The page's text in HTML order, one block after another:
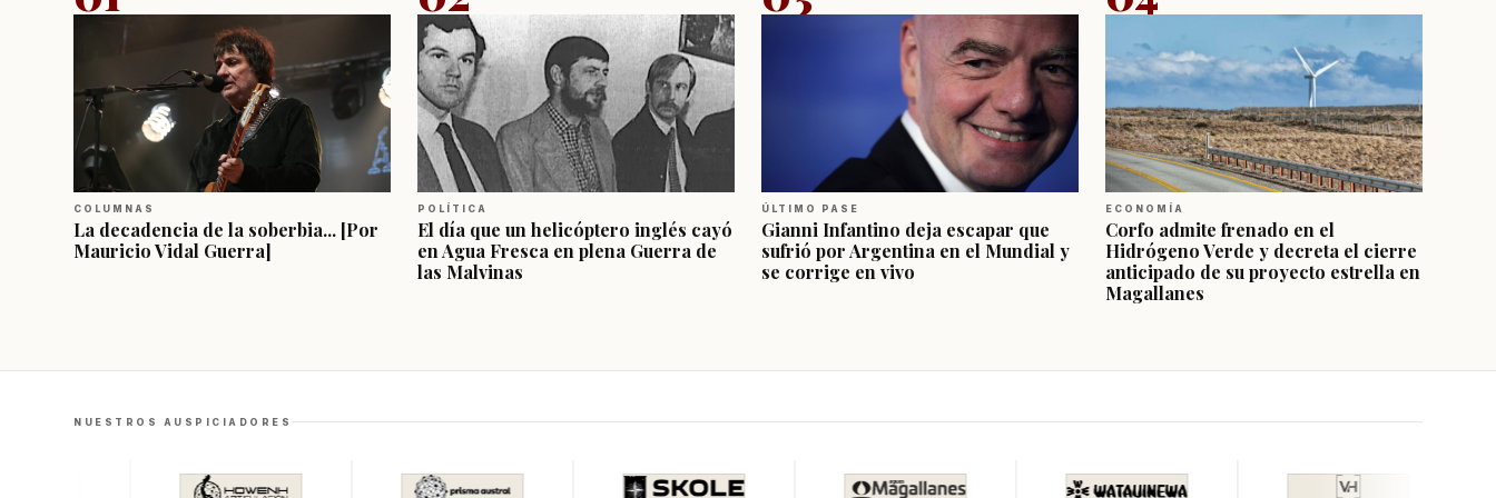
COLUMNAS
La decadencia de la soberbia... [Por
Mauricio Vidal Guerra]
POLÍTICA
El día que un helicóptero inglés cayó
en Agua Fresca en plena Guerra de
las Malvinas
ÚLTIMO PASE
Gianni Infantino deja escapar que
sufrió por Argentina en el Mundial y
se corrige en vivo
ECONOMÍA
Corfo admite frenado en el
Hidrógeno Verde y decreta el cierre
anticipado de su proyecto estrella en
Magallanes
NUESTROS AUSPICIADORES